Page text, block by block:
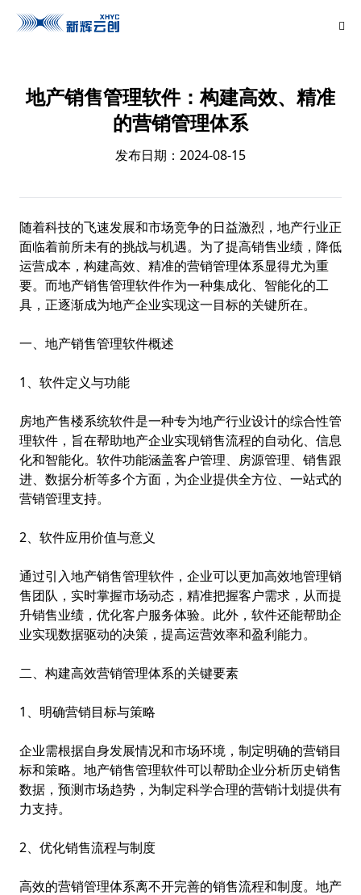
地产销售管理软件：构建高效、精准
的营销管理体系
发布日期：2024-08-15
随着科技的飞速发展和市场竞争的日益激烈，地产行业正
面临着前所未有的挑战与机遇。为了提高销售业绩，降低
运营成本，构建高效、精准的营销管理体系显得尤为重
要。而地产销售管理软件作为一种集成化、智能化的工
具，正逐渐成为地产企业实现这一目标的关键所在。
一、地产销售管理软件概述
1、软件定义与功能
房地产售楼系统软件是一种专为地产行业设计的综合性管
理软件，旨在帮助地产企业实现销售流程的自动化、信息
化和智能化。软件功能涵盖客户管理、房源管理、销售跟
进、数据分析等多个方面，为企业提供全方位、一站式的
营销管理支持。
2、软件应用价值与意义
通过引入地产销售管理软件，企业可以更加高效地管理销
售团队，实时掌握市场动态，精准把握客户需求，从而提
升销售业绩，优化客户服务体验。此外，软件还能帮助企
业实现数据驱动的决策，提高运营效率和盈利能力。
二、构建高效营销管理体系的关键要素
1、明确营销目标与策略
企业需根据自身发展情况和市场环境，制定明确的营销目
标和策略。地产销售管理软件可以帮助企业分析历史销售
数据，预测市场趋势，为制定科学合理的营销计划提供有
力支持。
2、优化销售流程与制度
高效的营销管理体系离不开完善的销售流程和制度。地产